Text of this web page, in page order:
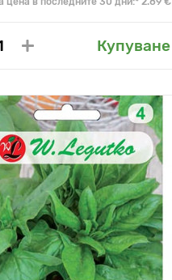
Купуване